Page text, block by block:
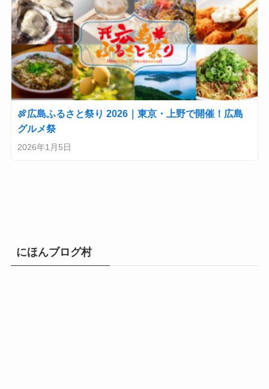
🍖広島ふるさと祭り 2026｜東京・上野で開催！広島
グルメ祭
2026年1月5日
にほんブログ村